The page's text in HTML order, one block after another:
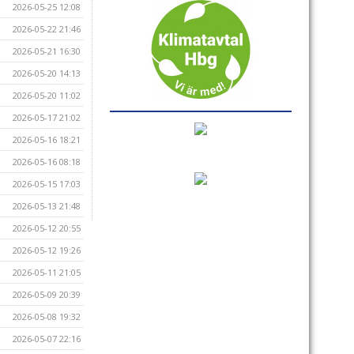
2026-05-25 12:08
2026-05-22 21:46
2026-05-21 16:30
2026-05-20 14:13
2026-05-20 11:02
2026-05-17 21:02
2026-05-16 18:21
2026-05-16 08:18
2026-05-15 17:03
2026-05-13 21:48
2026-05-12 20:55
2026-05-12 19:26
2026-05-11 21:05
2026-05-09 20:39
2026-05-08 19:32
2026-05-07 22:16